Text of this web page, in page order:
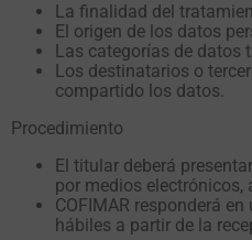
La finalidad del
El origen de los datos
Las categorías de datos
Los destinatarios o
compartido los datos.
Procedimiento
El titular deberá
por medios
COFIMAR responderá
hábiles a partir de la